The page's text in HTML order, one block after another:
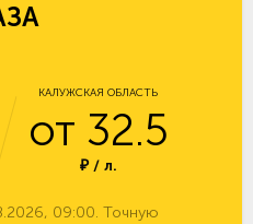
КАЛУЖСКАЯ ОБЛАСТЬ
от 32.5
₽ / л.
09:00. Точную